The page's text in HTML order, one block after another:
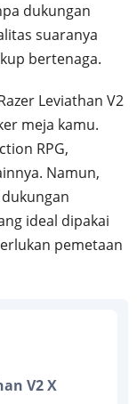
dukungan
suaranya
bertenaga.
Leviathan V2
meja kamu.
RPG,
Namun,
ideal dipakai
pemetaan
V2 X